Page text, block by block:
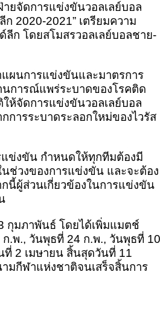
ยจัดการแข่งขันวอลเลย์บอล
2020-2021” เตรียมความ
ก โดยสโมสรวอลเลย์บอลชาย-
ผนการแข่งขันและมาตรการ
นการณ์แพร่ระบาดของโรคติด
ห้จัดการแข่งขันวอลเลย์บอล
การระบาดระลอกใหม่ของไวรัส
แข่งขัน กำหนดให้ทุกทีมต้องมี
นช่วงของการแข่งขัน และจะต้อง
นี้ผู้ส่วนเกี่ยวข้องในการแข่งขัน
กุมภาพันธ์ โดยได้เพิ่มแมตช์
.พ., วันพุธที่ 24 ก.พ., วันพุธที่ 10
ที่ 2 เมษายน สิ้นสุดวันที่ 11
มกีฬาแห่งชาติจนเสร็จสิ้นการ